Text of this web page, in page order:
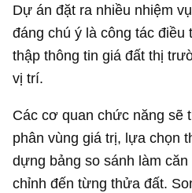
Dự án đặt ra nhiều nhiệm
đáng chú ý là công tác điều
thập thông tin giá đất thị
vị trí.
Các cơ quan chức năng sẽ
phân vùng giá trị, lựa chọn
dựng bảng so sánh làm
chỉnh đến từng thửa đất.